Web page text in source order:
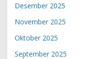
Desember 2025
November 2025
Oktober 2025
September 2025